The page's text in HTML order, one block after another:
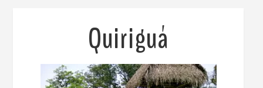
Quiriguá